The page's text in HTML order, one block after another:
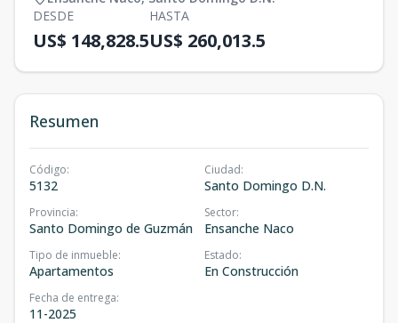
DESDE
US$ 148,828.5
HASTA
US$ 260,013.5
Resumen
Código:
5132
Ciudad:
Santo Domingo D.N.
Provincia:
Santo Domingo de Guzmán
Sector:
Ensanche Naco
Tipo de inmueble:
Apartamentos
Estado:
En Construcción
Fecha de entrega:
11-2025